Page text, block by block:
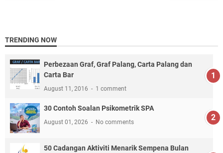
TRENDING NOW
Perbezaan Graf, Graf Palang, Carta Palang dan
Carta Bar
August 11, 2016 1 comment
30 Contoh Soalan Psikometrik SPA
August 01, 2026 No comments
50 Cadangan Aktiviti Menarik Sempena Bulan